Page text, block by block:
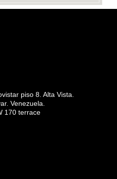
piso 8. Alta Vista.
Venezuela.
170 terrace